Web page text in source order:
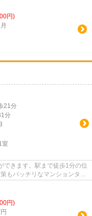
円)
21分
分
室
できます。駅まで徒歩1分の位
もバッチリなマンションタイ
円)